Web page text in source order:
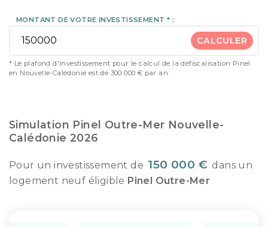
MONTANT DE VOTRE INVESTISSEMENT * :
CALCULER
* Le plafond d'investissement pour le calcul de la défiscalisation Pinel
en Nouvelle-Calédonie est de 300 000 € par an.
Simulation Pinel Outre-Mer Nouvelle-
Calédonie 2026
Pour un investissement de 150 000 € dans un
logement neuf éligible Pinel Outre-Mer